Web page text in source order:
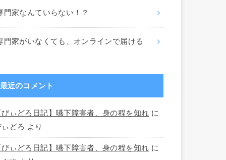
門家なんていらない！？
門家がいなくても、オンラインで届ける
最近のコメント
びぃどろ日記】嚥下障害者、身の程を知れ に
ぃどろ より
びぃどろ日記】嚥下障害者、身の程を知れ に